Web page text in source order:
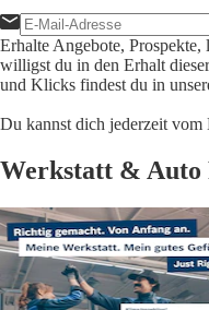
Erhalte Angebote,
willigst du in den Erhalt
und Klicks findest du in
Du kannst dich jederzeit
Werkstatt & Auto